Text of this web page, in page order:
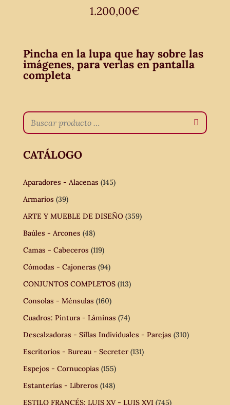
1.200,00€
Pincha en la lupa que hay sobre las
imágenes, para verlas en pantalla
completa
CATÁLOGO
Aparadores - Alacenas (145)
Armarios (39)
ARTE Y MUEBLE DE DISEÑO (359)
Baúles - Arcones (48)
Camas - Cabeceros (119)
Cómodas - Cajoneras (94)
CONJUNTOS COMPLETOS (113)
Consolas - Ménsulas (160)
Cuadros: Pintura - Láminas (74)
Descalzadoras - Sillas Individuales - Parejas (310)
Escritorios - Bureau - Secreter (131)
Espejos - Cornucopias (155)
Estanterías - Libreros (148)
ESTILO FRANCÉS: LUIS XV - LUIS XVI (745)